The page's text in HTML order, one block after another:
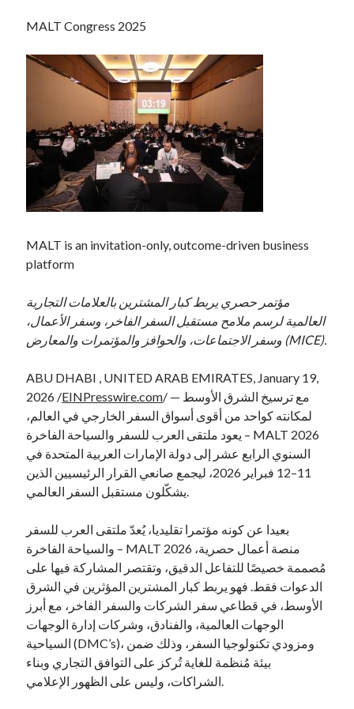
MALT Congress 2025
MALT is an invitation-only, outcome-driven business
platform
مؤتمر حصري يربط كبار المشترين بالعلامات التجارية
العالمية لرسم ملامح مستقبل السفر الفاخر، وسفر الأعمال،
وسفر الاجتماعات، والحوافز والمؤتمرات والمعارض (MICE).
ABU DHABI , UNITED ARAB EMIRATES, January 19,
2026 /EINPresswire.com/ — مع ترسيخ الشرق الأوسط
لمكانته كواحد من أقوى أسواق السفر الخارجي في العالم،
يعود ملتقى العرب للسفر والسياحة الفاخرة – MALT 2026
السنوي الرابع عشر إلى دولة الإمارات العربية المتحدة في
11–12 فبراير 2026، ليجمع صانعي القرار الرئيسيين الذين
بعيدا عن كونه مؤتمرا تقليديا، يُعدّ ملتقى العرب للسفر
والسياحة الفاخرة – MALT 2026 منصة أعمال حصرية،
مُصممة خصيصًا للتفاعل الدقيق، وتقتصر المشاركة فيها على
الدعوات فقط. فهو يربط كبار المشترين المؤثرين في الشرق
الأوسط، في قطاعي سفر الشركات والسفر الفاخر، مع أبرز
الوجهات العالمية، والفنادق، وشركات إدارة الوجهات
السياحية (DMC’s)، ومزودي تكنولوجيا السفر، وذلك ضمن
بيئة مُنظمة للغاية تُركز على التوافق التجاري وبناء